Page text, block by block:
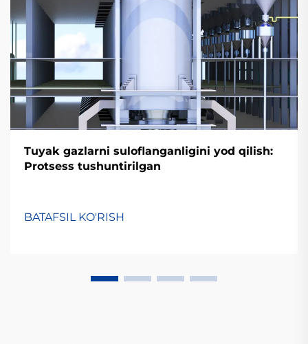
Tuyak gazlarni suloflanganligini yod qilish:
Protsess tushuntirilgan
BATAFSIL KO'RISH